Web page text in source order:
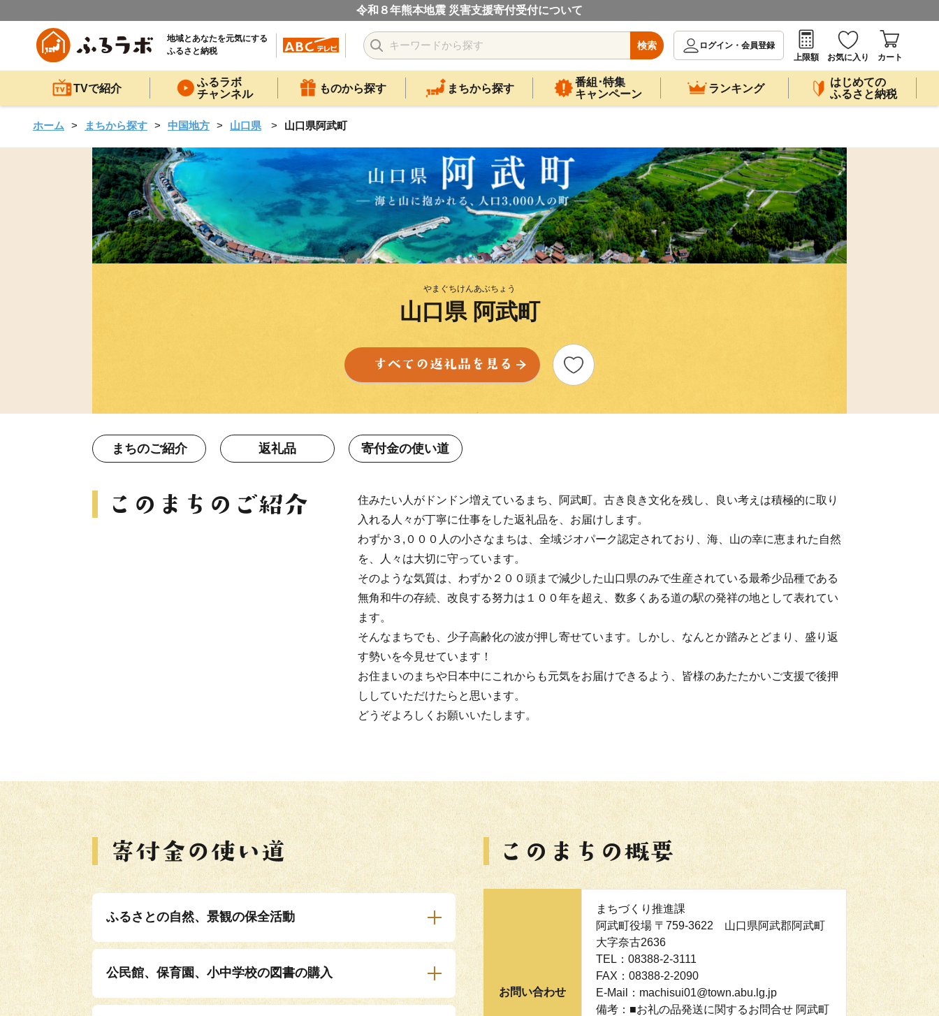
令和８年熊本地震 災害支援寄付受付について
地域とあなたを元気にする
ふるさと納税
検索
ログイン・会員登録
上限額
お気に入り カート
TVで紹介
ふるラボ
チャンネル
ものから探す まちから探す
番組･特集
キャンペーン
ランキング
はじめての
ふるさと納税
ホーム まちから探す 中国地方 山口県 山口県阿武町
やまぐちけんあぶちょう
山口県 阿武町
まちのご紹介 返礼品 寄付金の使い道
住みたい人がドンドン増えているまち、阿武町。古き良き文化を残し、良い考えは積極的に取り
入れる人々が丁寧に仕事をした返礼品を、お届けします。
わずか３,０００人の小さなまちは、全域ジオパーク認定されており、海、山の幸に恵まれた自然
を、人々は大切に守っています。
そのような気質は、わずか２００頭まで減少した山口県のみで生産されている最希少品種である
無角和牛の存続、改良する努力は１００年を超え、数多くある道の駅の発祥の地として表れてい
ます。
そんなまちでも、少子高齢化の波が押し寄せています。しかし、なんとか踏みとどまり、盛り返
す勢いを今見せています！
お住まいのまちや日本中にこれからも元気をお届けできるよう、皆様のあたたかいご支援で後押
ししていただけたらと思います。
どうぞよろしくお願いいたします。
ふるさとの自然、景観の保全活動
公民館、保育園、小中学校の図書の購入
お問い合わせ
まちづくり推進課
阿武町役場 〒759-3622 山口県阿武郡阿武町
大字奈古2636
TEL：08388-2-3111
FAX：08388-2-2090
E-Mail：machisui01@town.abu.lg.jp
備考：■お礼の品発送に関するお問合せ 阿武町